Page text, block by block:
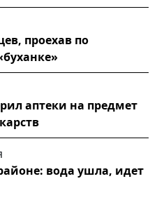
проехав по
аптеки на предмет
вода ушла, идет